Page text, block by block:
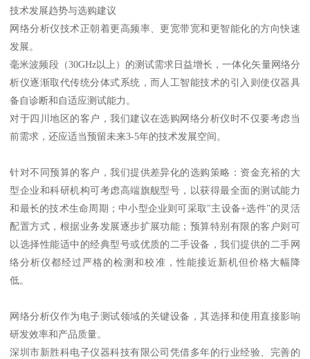
技术发展趋势与选购建议
网络分析仪技术正朝着更高频率、更宽带宽和更智能化的方向快速
发展。
毫米波频段（30GHz以上）的测试需求日益增长，一体化矢量网络分
析仪逐渐取代传统分体式系统，而人工智能技术的引入则使仪器具
备自诊断和自适应测试能力。
对于四川地区的客户，我们建议在选购网络分析仪时不仅要考虑当
前需求，还应适当预留未来3-5年的技术发展空间。
针对不同预算的客户，我们提供差异化的选购策略：资金充裕的大
型企业和科研机构可考虑高端旗舰型号，以获得最全面的测试能力
和最长的技术生命周期；中小型企业则可采取"主设备+选件"的灵活
配置方式，根据业务发展逐步扩展功能；预算特别有限的客户则可
以选择性能适中的经典型号或优质的二手设备，我们提供的二手网
络分析仪都经过严格的检测和校准，性能接近新机但价格大幅降
低。
网络分析仪作为电子测试领域的关键设备，其选择和使用直接影响
研发效率和产品质量。
深圳市新胜科电子仪器科技有限公司凭借多年的行业经验、完善的